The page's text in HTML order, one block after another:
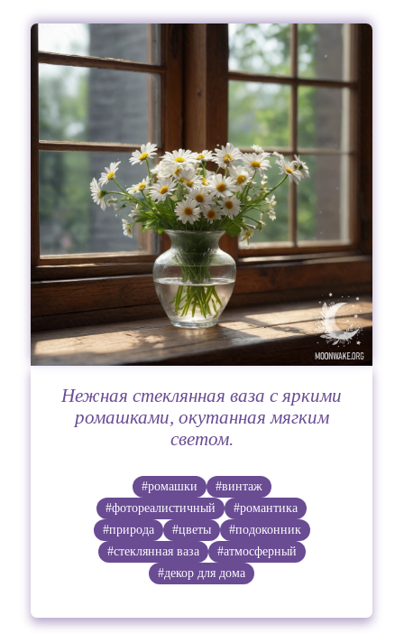
Нежная стеклянная ваза с яркими
ромашками, окутанная мягким
светом.
#ромашки
#винтаж
#фотореалистичный
#романтика
#природа
#цветы
#подоконник
#стеклянная ваза
#атмосферный
#декор для дома